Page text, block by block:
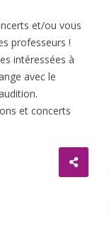
et/ou vous
professeurs !
intéressées à
avec le
et concerts